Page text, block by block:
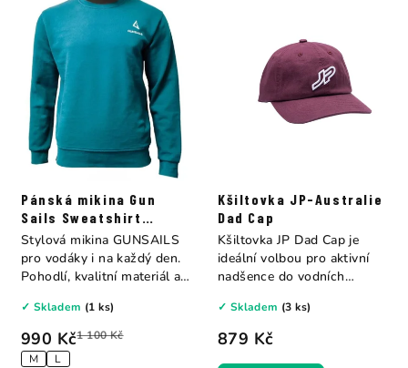
Pánská mikina Gun
Sails Sweatshirt
petrol
990 Kč1 100 Kč
M L
✓ Skladem (1 ks)
Stylová mikina GUNSAILS
pro vodáky i na každý den.
Pohodlí, kvalitní materiál a
Kšiltovka JP-Australie
Dad Cap
879 Kč
✓ Skladem (3 ks)
Kšiltovka JP Dad Cap je
ideální volbou pro aktivní
nadšence do vodních